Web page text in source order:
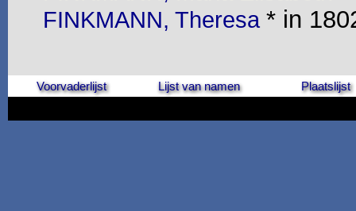
FINKMANN, Theresa * in
Voorvaderlijst Lijst van namen Plaatslijst